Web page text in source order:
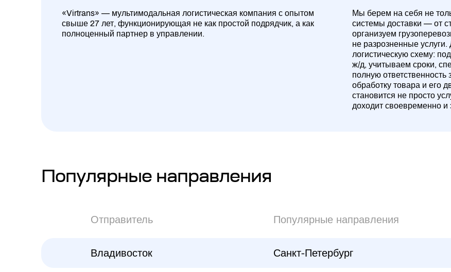
«Virtrans» — мультимодальная логистическая компания с опытом
свыше 27 лет, функционирующая не как простой подрядчик, а как
полноценный партнер в управлении.
Мы берем на себя не
системы доставки — от
организуем
не разрозненные
логистическую схему:
ж/д, учитываем сроки,
полную ответственность
обработку товара и его
становится не просто
доходит своевременно
Популярные направления
Отправитель Популярные направления
Владивосток Санкт-Петербург